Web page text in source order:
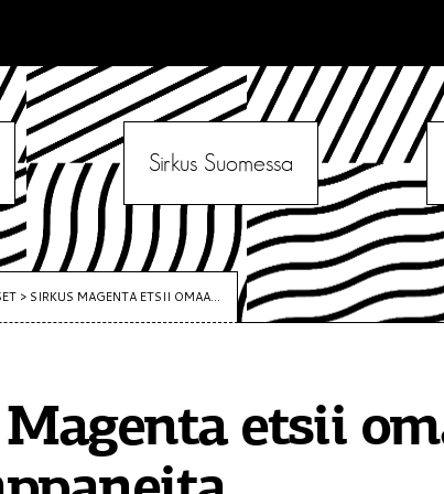
Sirkus Suomessa
> SIRKUS MAGENTA ETSII OMAA...
etsii